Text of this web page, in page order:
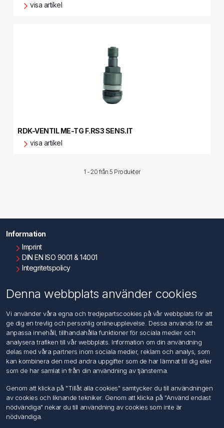
visa artikel
RDK-VENTIL ME-TG F.RS3 SENS.IT
visa artikel
1 - 20 från5 Produkter
Information
Imprint
DIN EN ISO 9001 & 14001
Integritetspolicy
Kontakta oss
Kundtjänst
Sök
Mitt konto
Mina ordrar
Mina adresser
Denna webbplats använder cookies
Vi använder våra egna och tredjepartscookies på vår webbplats för att
ge dig en trevlig och personlig onlineupplevelse. Dessa används för att
anpassa innehåll, tillhandahålla funktioner för sociala medier och
analysera trafiken till vår webbplats. Information om din användning
delas med våra partners inom sociala medier, reklam och analys, som
kan kombinera den med andra uppgifter som de har lämnat till dig eller
som de har samlat in från din användning av tjänsterna.
Genom att klicka på "Tillåt alla cookies" samtycker du till användningen
av cookies och liknande tekniker. Genom att klicka på "Använd endast
nödvändiga" nekar du till användning av cookies som inte är
nödvändiga.